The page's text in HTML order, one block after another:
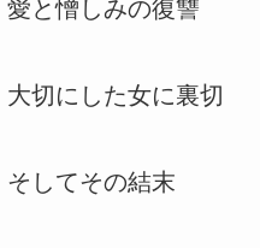
と憎しみの復讐
切にした女に裏切
してその結末